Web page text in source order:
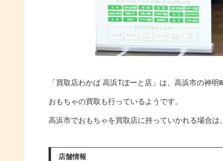
「買取店わかば 高浜Tぽーと店」は、高浜市の神明
おもちゃの買取も行っているようです。
高浜市でおもちゃを買取店に持っていかれる場合は
店舗情報